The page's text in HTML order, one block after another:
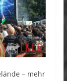
– mehr